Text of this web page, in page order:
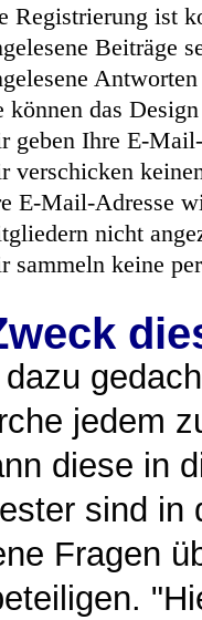
Registrierung ist
Beiträge
können das
geben Ihre E-
verschicken
E-Mail-Adresse
nicht
sammeln keine
jedem
diese in
sind in
Fragen